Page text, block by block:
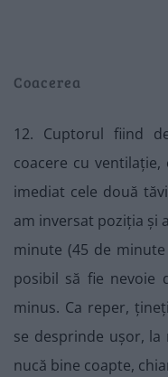
Coacerea
12. Cuptorul fiind
coacere cu
imediat cele două
am inversat poziția și
minute (45 de
posibil să fie nevoie
minus. Ca reper,
se desprinde ușor,
nucă bine coapte,